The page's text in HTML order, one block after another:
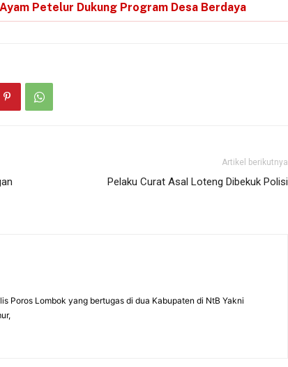
Petelur Dukung Program Desa Berdaya
Artikel berikutnya
Pelaku Curat Asal Loteng Dibekuk Polisi
Poros Lombok yang bertugas di dua Kabupaten di NtB Yakni